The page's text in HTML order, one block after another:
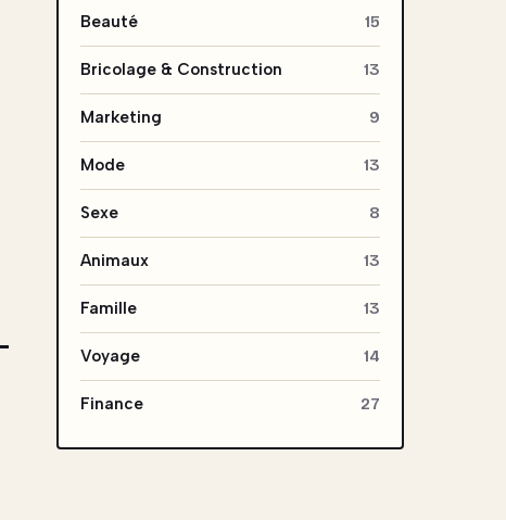
Beauté 15
Bricolage & Construction 13
Marketing 9
Mode 13
Sexe 8
Animaux 13
Famille 13
Voyage 14
Finance 27